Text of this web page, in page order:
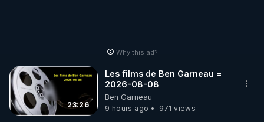
🌱 INSTAGRAM
https://www.instagram.com/rdlr_thierrycasasnovas/
Why this ad?
23:26
Les films de Ben Garneau =
2026-08-08
Ben Garneau
9 hours ago
971 views